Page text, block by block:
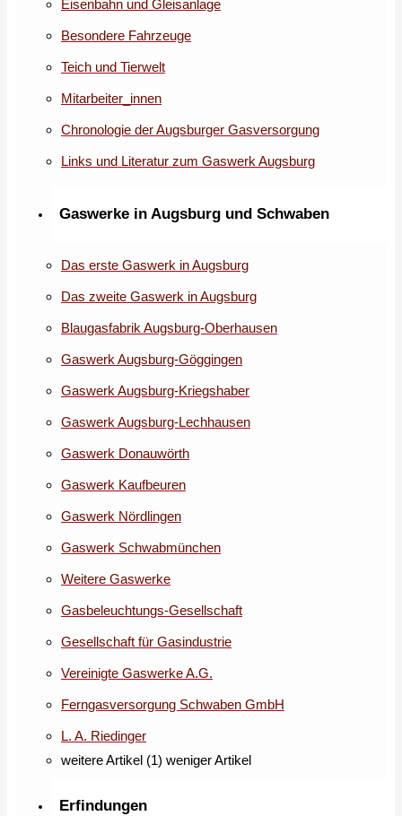
Eisenbahn und Gleisanlage
Besondere Fahrzeuge
Teich und Tierwelt
Mitarbeiter_innen
Chronologie der Augsburger Gasversorgung
Links und Literatur zum Gaswerk Augsburg
Gaswerke in Augsburg und Schwaben
Das erste Gaswerk in Augsburg
Das zweite Gaswerk in Augsburg
Blaugasfabrik Augsburg-Oberhausen
Gaswerk Augsburg-Göggingen
Gaswerk Augsburg-Kriegshaber
Gaswerk Augsburg-Lechhausen
Gaswerk Donauwörth
Gaswerk Kaufbeuren
Gaswerk Nördlingen
Gaswerk Schwabmünchen
Weitere Gaswerke
Gasbeleuchtungs-Gesellschaft
Gesellschaft für Gasindustrie
Vereinigte Gaswerke A.G.
Ferngasversorgung Schwaben GmbH
L. A. Riedinger
weitere Artikel (1) weniger Artikel
Erfindungen